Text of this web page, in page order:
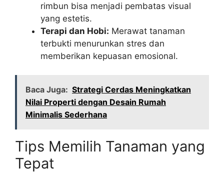
rimbun bisa menjadi pembatas visual
yang estetis.
Terapi dan Hobi: Merawat tanaman
terbukti menurunkan stres dan
memberikan kepuasan emosional.
Baca Juga: Strategi Cerdas Meningkatkan
Nilai Properti dengan Desain Rumah
Minimalis Sederhana
Tips Memilih Tanaman yang
Tepat